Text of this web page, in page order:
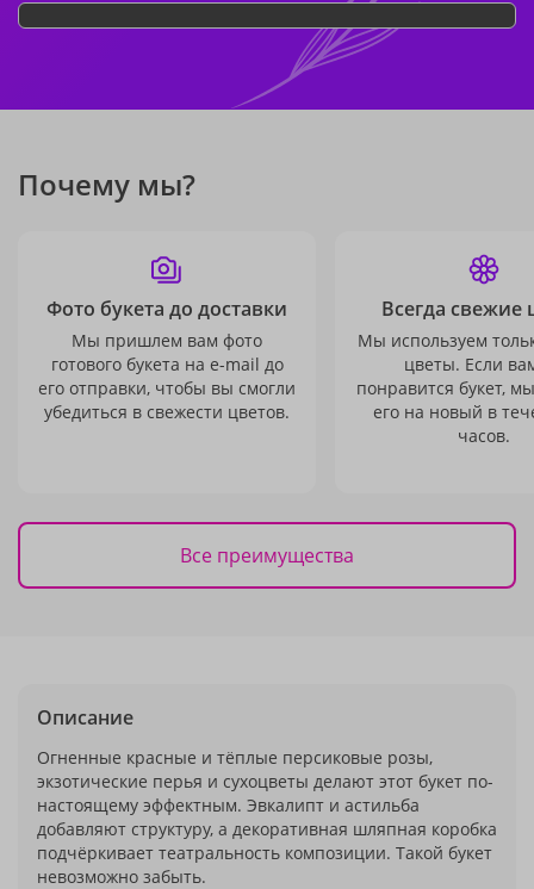
Почему мы?
Фото букета до доставки
Мы пришлем вам фото
готового букета на e-mail до
его отправки, чтобы вы смогли
убедиться в свежести цветов.
Всегда свежие
Мы используем
цветы. Если
понравится букет,
его на новый в
часов.
Все преимущества
Описание
Огненные красные и тёплые персиковые розы,
экзотические перья и сухоцветы делают этот букет по-
настоящему эффектным. Эвкалипт и астильба
добавляют структуру, а декоративная шляпная коробка
подчёркивает театральность композиции. Такой букет
невозможно забыть.